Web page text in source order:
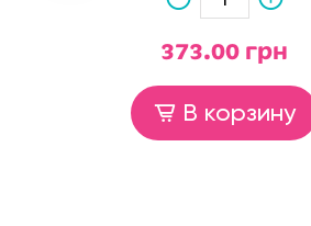
373.00 грн
В корзину